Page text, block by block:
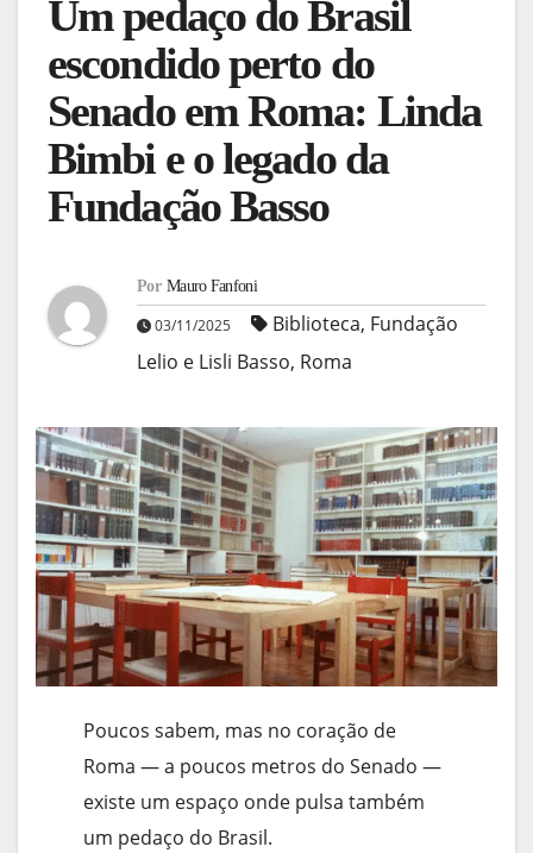
Um pedaço do Brasil
escondido perto do
Senado em Roma: Linda
Bimbi e o legado da
Fundação Basso
Por Mauro Fanfoni
03/11/2025 Biblioteca, Fundação
Lelio e Lisli Basso, Roma
Poucos sabem, mas no coração de
Roma — a poucos metros do Senado —
existe um espaço onde pulsa também
um pedaço do Brasil.